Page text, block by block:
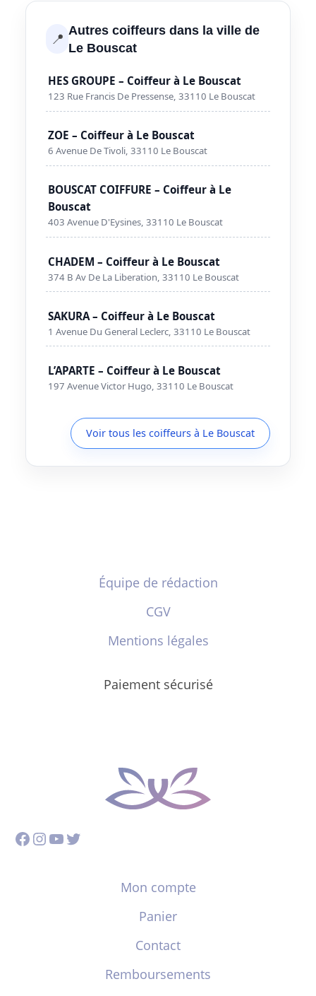
📍 Autres coiffeurs dans la ville de
Le Bouscat
HES GROUPE – Coiffeur à Le Bouscat
123 Rue Francis De Pressense, 33110 Le Bouscat
ZOE – Coiffeur à Le Bouscat
6 Avenue De Tivoli, 33110 Le Bouscat
BOUSCAT COIFFURE – Coiffeur à Le
Bouscat
403 Avenue D'Eysines, 33110 Le Bouscat
CHADEM – Coiffeur à Le Bouscat
374 B Av De La Liberation, 33110 Le Bouscat
SAKURA – Coiffeur à Le Bouscat
1 Avenue Du General Leclerc, 33110 Le Bouscat
L’APARTE – Coiffeur à Le Bouscat
197 Avenue Victor Hugo, 33110 Le Bouscat
Voir tous les coiffeurs à Le Bouscat
Équipe de rédaction
CGV
Mentions légales
Paiement sécurisé
Facebook
Instagram
YouTube
Twitter
Mon compte
Panier
Contact
Remboursements